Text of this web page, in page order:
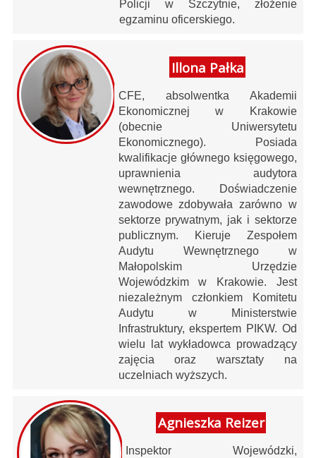
Policji w Szczytnie, złożenie
egzaminu oficerskiego.
Illona Pałka
CFE, absolwentka Akademii
Ekonomicznej w Krakowie
(obecnie Uniwersytetu
Ekonomicznego). Posiada
kwalifikacje głównego księgowego,
uprawnienia audytora
wewnętrznego. Doświadczenie
zawodowe zdobywała zarówno w
sektorze prywatnym, jak i sektorze
publicznym. Kieruje Zespołem
Audytu Wewnętrznego w
Małopolskim Urzędzie
Wojewódzkim w Krakowie. Jest
niezależnym członkiem Komitetu
Audytu w Ministerstwie
Infrastruktury, ekspertem PIKW. Od
wielu lat wykładowca prowadzący
zajęcia oraz warsztaty na
uczelniach wyższych.
Agnieszka Reizer
Inspektor Wojewódzki,